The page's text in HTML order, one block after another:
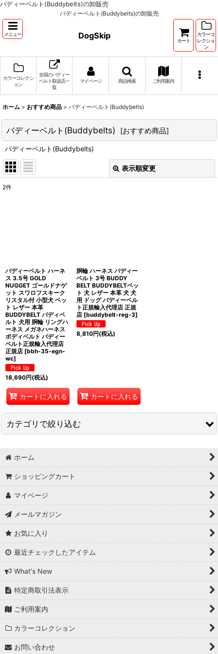
バディーベルト(Buddybelts)の卸販売
バディーベルト(Buddybelts)の卸販売
メニュー DogSkip
カート
カラーコ
レクショ
ン
カラーコレクシ
ョン
全国のバディー
ベルト取扱店一
覧
マイページ 商品検索 ご利用案内
ホーム > おすすめ商品 > バディーベルト(Buddybelts)
バディーベルト(Buddybelts) [おすすめ商品]
バディーベルト(Buddybelts)
表示順変更
サブカテゴリ
絞り込む
2件
バディーベルト ハーネ
ス 3.5号 GOLD
NUGGET ゴールドナゲ
ット スワロフスキーク
リスタル付 小型犬 ペッ
ト レザー 本革
BUDDYBELT バディベ
ルト 犬用 胴輪 リングハ
ーネス メガネハーネス
ボディベルト バディー
ベルト正規輸入代理店
正規店 [bbh-35-egn-
wc]
18,690円(税込)
カートに入れる
胴輪 ハーネス バディー
ベルト 3号 BUDDY
BELT BUDDYBELTペッ
ト 犬 レザー 本革 犬 犬
用 ドッグ バディーベル
ト正規輸入代理店 正規
店 [buddybelt-reg-3]
8,810円(税込)
カートに入れる
カテゴリで絞り込む
オールレザーリード
アクセントレザーナイロンリード
首輪
ライナー
カプラー・２頭引きリード
ボーンキーホルダー
チャーム
ホーム
ショッピングカート
マイページ
メールマガジン
お気に入り
最近チェックしたアイテム
What's New
特定商取引法表示
ご利用案内
カラーコレクション
お問い合わせ